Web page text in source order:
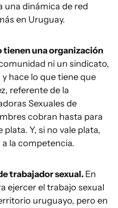
dinámica de red
en Uruguay.
tienen una organización
ni un sindicato,
hace lo que tiene que
referente de la
Sexuales de
cobran hasta para
plata. Y, si no vale plata,
la competencia.
trabajador sexual. En
ejercer el trabajo sexual
uruguayo, pero en